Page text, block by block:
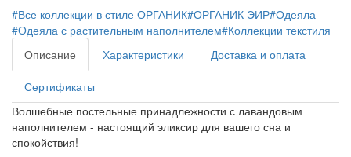
#Все коллекции в стиле ОРГАНИК#ОРГАНИК ЭИР#Одеяла
#Одеяла с растительным наполнителем#Коллекции текстиля
Описание
Характеристики Доставка и оплата
Сертификаты
Волшебные постельные принадлежности с лавандовым
наполнителем - настоящий эликсир для вашего сна и
спокойствия!